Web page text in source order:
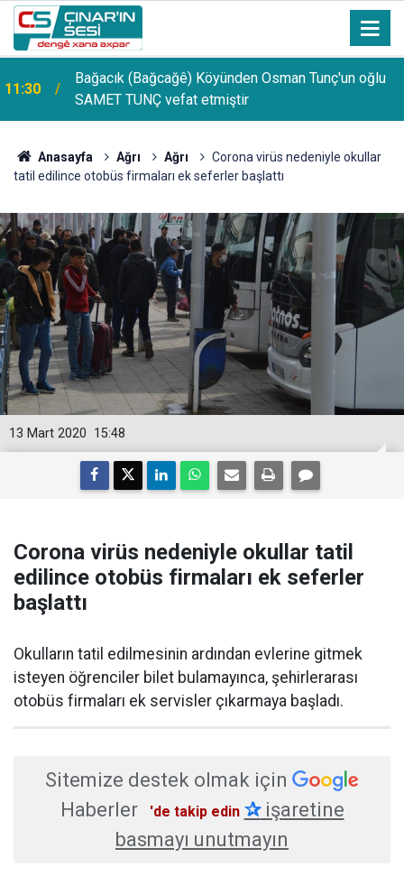
11:30
Bağacık (Bağcağê) Köyünden Osman Tunç'un oğlu
SAMET TUNÇ vefat etmiştir
Anasayfa Ağrı Ağrı
Corona virüs nedeniyle okullar
tatil edilince otobüs firmaları ek seferler başlattı
15:48
13 Mart 2020
Corona virüs nedeniyle okullar tatil
edilince otobüs firmaları ek seferler
başlattı
Okulların tatil edilmesinin ardından evlerine gitmek
isteyen öğrenciler bilet bulamayınca, şehirlerarası
otobüs firmaları ek servisler çıkarmaya başladı.
Sitemize destek olmak için
Haberler
'de takip edin ✰işaretine
basmayı unutmayın